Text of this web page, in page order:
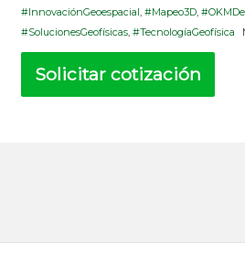
#InnovaciónGeoespacial,#Mapeo3D,
#SolucionesGeofísicas,#TecnologíaGeofísica
Solicitar cotización